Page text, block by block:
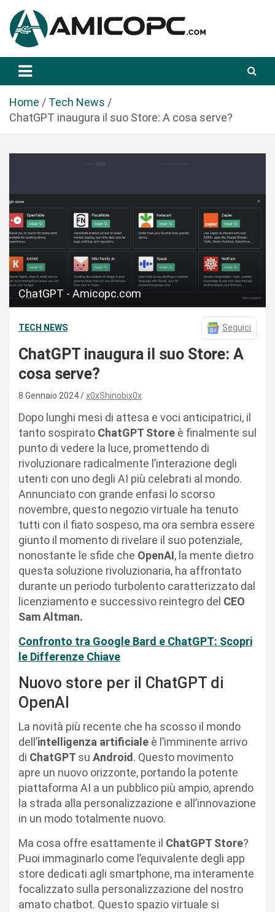
a
Amicopc.com
Home
Tech News
ChatGPT inaugura il suo Store: A cosa serve?
ChatGPT - Amicopc.com
TECH NEWS Seguici
ChatGPT inaugura il suo Store: A
cosa serve?
8 Gennaio 2024 x0xShinobix0x
Dopo lunghi mesi di attesa e voci anticipatrici, il
tanto sospirato ChatGPT Store è finalmente sul
punto di vedere la luce, promettendo di
rivoluzionare radicalmente l’interazione degli
utenti con uno degli AI più celebrati al mondo.
Annunciato con grande enfasi lo scorso
novembre, questo negozio virtuale ha tenuto
tutti con il fiato sospeso, ma ora sembra essere
giunto il momento di rivelare il suo potenziale,
nonostante le sfide che OpenAI, la mente dietro
questa soluzione rivoluzionaria, ha affrontato
durante un periodo turbolento caratterizzato dal
licenziamento e successivo reintegro del CEO
Sam Altman.
Confronto tra Google Bard e ChatGPT: Scopri
le Differenze Chiave
Nuovo store per il ChatGPT di
OpenAI
La novità più recente che ha scosso il mondo
dell’intelligenza artificiale è l’imminente arrivo
di ChatGPT su Android. Questo movimento
apre un nuovo orizzonte, portando la potente
piattaforma AI a un pubblico più ampio, aprendo
la strada alla personalizzazione e all’innovazione
in un modo totalmente nuovo.
Ma cosa offre esattamente il ChatGPT Store?
Puoi immaginarlo come l’equivalente degli app
store dedicati agli smartphone, ma interamente
focalizzato sulla personalizzazione del nostro
amato chatbot. Questo spazio virtuale si